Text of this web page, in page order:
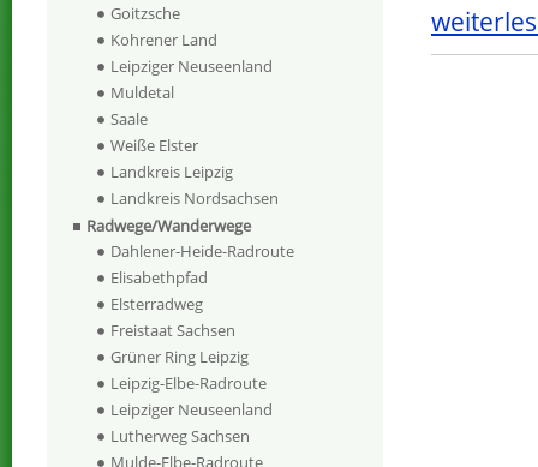
Goitzsche
Kohrener Land
Leipziger Neuseenland
Muldetal
Saale
Weiße Elster
Landkreis Leipzig
Landkreis Nordsachsen
Radwege/Wanderwege
Dahlener-Heide-Radroute
Elisabethpfad
Elsterradweg
Freistaat Sachsen
Grüner Ring Leipzig
Leipzig-Elbe-Radroute
Leipziger Neuseenland
Lutherweg Sachsen
Mulde-Elbe-Radroute